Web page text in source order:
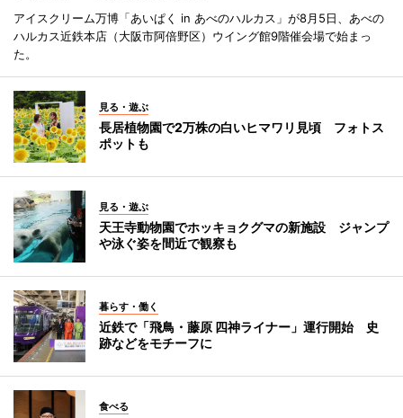
アイスクリーム万博「あいぱく in あべのハルカス」が8月5日、あべの
ハルカス近鉄本店（大阪市阿倍野区）ウイング館9階催会場で始まっ
た。
見る・遊ぶ
長居植物園で2万株の白いヒマワリ見頃 フォトス
ポットも
見る・遊ぶ
天王寺動物園でホッキョクグマの新施設 ジャンプ
や泳ぐ姿を間近で観察も
暮らす・働く
近鉄で「飛鳥・藤原 四神ライナー」運行開始 史
跡などをモチーフに
食べる